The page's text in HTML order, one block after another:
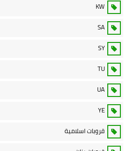
KW
SA
SY
TU
UA
YE
قروبات اسلامية